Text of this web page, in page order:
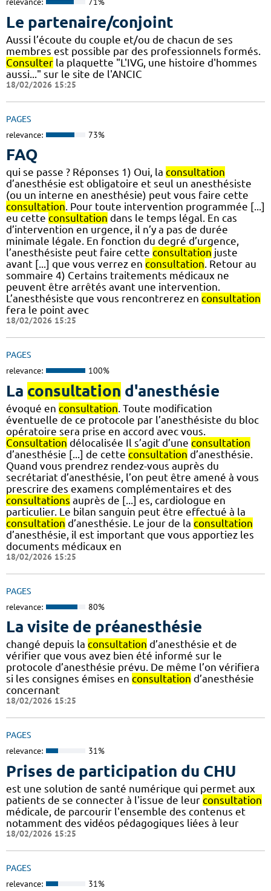
Le partenaire/conjoint
Aussi l’écoute du couple et/ou de chacun de ses
membres est possible par des professionnels formés.
Consulter la plaquette "L'IVG, une histoire d'hommes
aussi..." sur le site de l'ANCIC
18/02/2026 15:25
PAGES
relevance: 73%
FAQ
qui se passe ? Réponses 1) Oui, la consultation
d’anesthésie est obligatoire et seul un anesthésiste
(ou un interne en anesthésie) peut vous faire cette
consultation. Pour toute intervention programmée [...]
eu cette consultation dans le temps légal. En cas
d’intervention en urgence, il n’y a pas de durée
minimale légale. En fonction du degré d’urgence,
l’anesthésiste peut faire cette consultation juste
avant [...] que vous verrez en consultation. Retour au
sommaire 4) Certains traitements médicaux ne
peuvent être arrêtés avant une intervention.
L’anesthésiste que vous rencontrerez en consultation
fera le point avec
18/02/2026 15:25
PAGES
relevance: 100%
La consultation d'anesthésie
évoqué en consultation . Toute modification
éventuelle de ce protocole par l’anesthésiste du bloc
opératoire sera prise en accord avec vous.
Consultation délocalisée Il s’agit d’une consultation
d’anesthésie [...] de cette consultation d’anesthésie.
Quand vous prendrez rendez-vous auprès du
secrétariat d’anesthésie, l’on peut être amené à vous
prescrire des examens complémentaires et des
consultations auprès de [...] es, cardiologue en
particulier. Le bilan sanguin peut être effectué à la
consultation d’anesthésie. Le jour de la consultation
d’anesthésie, il est important que vous apportiez les
documents médicaux en
18/02/2026 15:25
PAGES
relevance: 80%
La visite de préanesthésie
changé depuis la consultation d’anesthésie et de
vérifier que vous avez bien été informé sur le
protocole d’anesthésie prévu. De même l’on vérifiera
si les consignes émises en consultation d’anesthésie
concernant
18/02/2026 15:25
PAGES
relevance: 31%
Prises de participation du CHU
est une solution de santé numérique qui permet aux
patients de se connecter à l'issue de leur consultation
médicale, de parcourir l'ensemble des contenus et
notamment des vidéos pédagogiques liées à leur
18/02/2026 15:25
PAGES
relevance: 31%